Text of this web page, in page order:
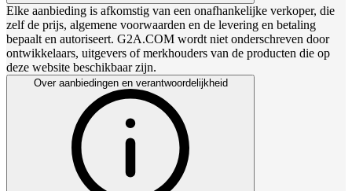
Elke aanbieding is afkomstig van een onafhankelijke verkoper, die
zelf de prijs, algemene voorwaarden en de levering en betaling
bepaalt en autoriseert. G2A.COM wordt niet onderschreven door
ontwikkelaars, uitgevers of merkhouders van de producten die op
deze website beschikbaar zijn.
Over aanbiedingen en verantwoordelijkheid